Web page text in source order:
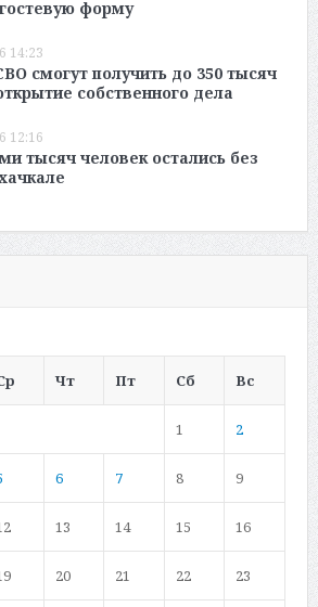
форму
14:23
смогут получить до 350 тысяч
собственного дела
12:16
тысяч человек остались без
Чт Пт Сб Вс
1 2
6 7 8 9
13 14 15 16
20 21 22 23